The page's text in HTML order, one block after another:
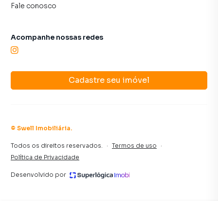
Fale conosco
Cadastre seu imóvel
Acompanhe nossas redes
© Swell Imobiliária.
Todos os direitos reservados. · Termos de uso
·
Política de Privacidade
Desenvolvido por